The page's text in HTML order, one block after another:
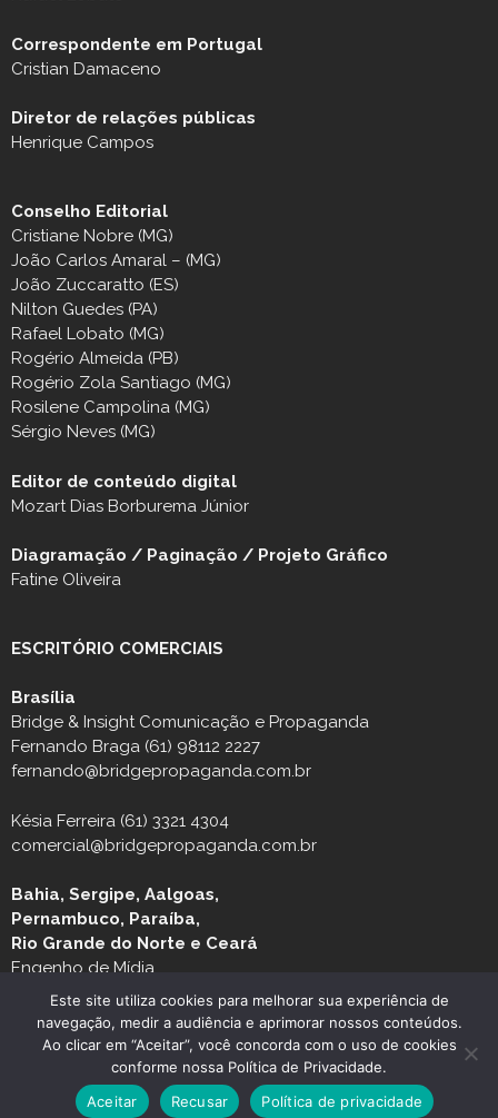
Correspondente em Portugal
Cristian Damaceno
Diretor de relações públicas
Henrique Campos
Conselho Editorial
Cristiane Nobre (MG)
João Carlos Amaral – (MG)
João Zuccaratto (ES)
Nilton Guedes (PA)
Rafael Lobato (MG)
Rogério Almeida (PB)
Rogério Zola Santiago (MG)
Rosilene Campolina (MG)
Sérgio Neves (MG)
Editor de conteúdo digital
Mozart Dias Borburema Júnior
Diagramação / Paginação / Projeto Gráfico
Fatine Oliveira
ESCRITÓRIO COMERCIAIS
Brasília
Bridge & Insight Comunicação e Propaganda
Fernando Braga (61) 98112 2227
fernando@bridgepropaganda.com.br
Késia Ferreira (61) 3321 4304
comercial@bridgepropaganda.com.br
Bahia, Sergipe, Aalgoas,
Pernambuco, Paraíba,
Rio Grande do Norte e Ceará
Engenho de Mídia
Luciano Moura (81) 99939-0235 / (81) 3126-8181
© Copyright 2026 JORNAL MG TURISMO
Este site utiliza cookies para melhorar sua experiência de
navegação, medir a audiência e aprimorar nossos conteúdos.
Ao clicar em “Aceitar”, você concorda com o uso de cookies
conforme nossa Política de Privacidade.
Aceitar
Recusar Política de privacidade